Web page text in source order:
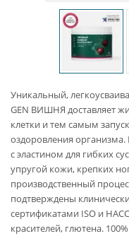
Уникальный,
GEN ВИШНЯ доставляет
клетки и тем самым
оздоровления
с эластином для гибких
упругой кожи, крепких
производственный
подтверждены
сертификатами ISO и
красителей, глютена.